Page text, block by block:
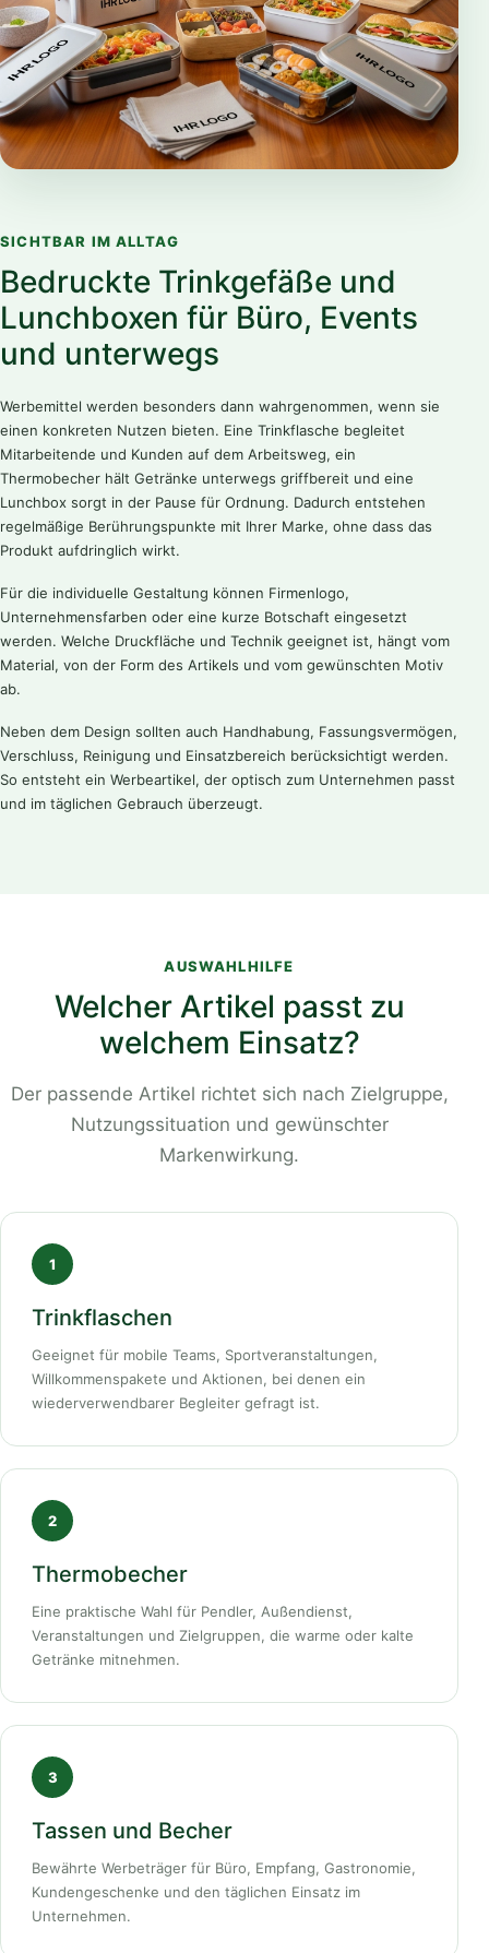
SICHTBAR IM ALLTAG
Bedruckte Trinkgefäße und
Lunchboxen für Büro, Events
und unterwegs
Werbemittel werden besonders dann wahrgenommen, wenn sie
einen konkreten Nutzen bieten. Eine Trinkflasche begleitet
Mitarbeitende und Kunden auf dem Arbeitsweg, ein
Thermobecher hält Getränke unterwegs griffbereit und eine
Lunchbox sorgt in der Pause für Ordnung. Dadurch entstehen
regelmäßige Berührungspunkte mit Ihrer Marke, ohne dass das
Produkt aufdringlich wirkt.
Für die individuelle Gestaltung können Firmenlogo,
Unternehmensfarben oder eine kurze Botschaft eingesetzt
werden. Welche Druckfläche und Technik geeignet ist, hängt vom
Material, von der Form des Artikels und vom gewünschten Motiv
ab.
Neben dem Design sollten auch Handhabung, Fassungsvermögen,
Verschluss, Reinigung und Einsatzbereich berücksichtigt werden.
So entsteht ein Werbeartikel, der optisch zum Unternehmen passt
und im täglichen Gebrauch überzeugt.
AUSWAHLHILFE
Welcher Artikel passt zu
welchem Einsatz?
Der passende Artikel richtet sich nach Zielgruppe,
Nutzungssituation und gewünschter
Markenwirkung.
1
Trinkflaschen
Geeignet für mobile Teams, Sportveranstaltungen,
Willkommenspakete und Aktionen, bei denen ein
wiederverwendbarer Begleiter gefragt ist.
2
Thermobecher
Eine praktische Wahl für Pendler, Außendienst,
Veranstaltungen und Zielgruppen, die warme oder kalte
Getränke mitnehmen.
3
Tassen und Becher
Bewährte Werbeträger für Büro, Empfang, Gastronomie,
Kundengeschenke und den täglichen Einsatz im
Unternehmen.